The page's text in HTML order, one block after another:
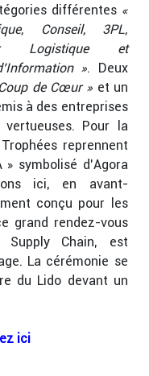
différentes «
Conseil, 3PL,
Logistique et
». Deux
de Cœur » et un
à des entreprises
Pour la
reprennent
symbolisé d’Agora
ici, en avant-
conçu pour les
grand rendez-vous
Chain, est
La cérémonie se
du Lido devant un
ici